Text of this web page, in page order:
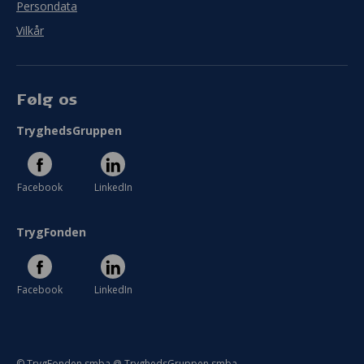
Persondata
Vilkår
Følg os
TryghedsGruppen
Facebook LinkedIn
TrygFonden
Facebook LinkedIn